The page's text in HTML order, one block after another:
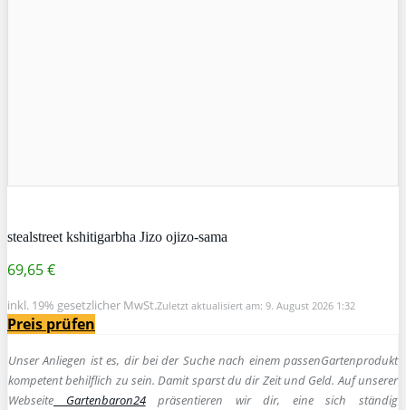
stealstreet kshitigarbha Jizo ojizo-sama
69,65 €
inkl. 19% gesetzlicher MwSt.Zuletzt aktualisiert am: 9. August 2026 1:32
Preis prüfen
Unser Anliegen ist es, dir bei der Suche nach einem passenGartenprodukt
kompetent behilflich zu sein.Damit sparst du dir Zeit und Geld. Auf unserer
Webseite Gartenbaron24präsentieren wir dir, eine sich ständig